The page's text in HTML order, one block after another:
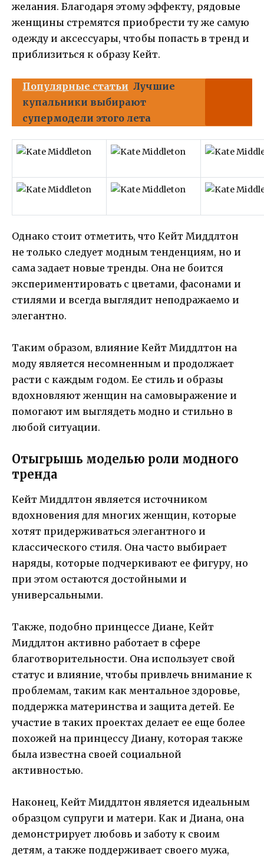
желания. Благодаря этому эффекту, рядовые
женщины стремятся приобрести ту же самую
одежду и аксессуары, чтобы попасть в тренд и
приблизиться к образу Кейт.
Популярные статьи Лучшие
купальники выбирают
супермодели этого лета
Однако стоит отметить, что Кейт Миддлтон
не только следует модным тенденциям, но и
сама задает новые тренды. Она не боится
экспериментировать с цветами, фасонами и
стилями и всегда выглядит неподражаемо и
элегантно.
Таким образом, влияние Кейт Миддлтон на
моду является несомненным и продолжает
расти с каждым годом. Ее стиль и образы
вдохновляют женщин на самовыражение и
помогают им выглядеть модно и стильно в
любой ситуации.
Отыгрышь моделью роли модного
тренда
Кейт Миддлтон является источником
вдохновения для многих женщин, которые
хотят придерживаться элегантного и
классического стиля. Она часто выбирает
наряды, которые подчеркивают ее фигуру, но
при этом остаются достойными и
универсальными.
Также, подобно принцессе Диане, Кейт
Миддлтон активно работает в сфере
благотворительности. Она использует свой
статус и влияние, чтобы привлечь внимание к
проблемам, таким как ментальное здоровье,
поддержка материнства и защита детей. Ее
участие в таких проектах делает ее еще более
похожей на принцессу Диану, которая также
была известна своей социальной
активностью.
Наконец, Кейт Миддлтон является идеальным
образцом супруги и матери. Как и Диана, она
демонстрирует любовь и заботу к своим
детям, а также поддерживает своего мужа,